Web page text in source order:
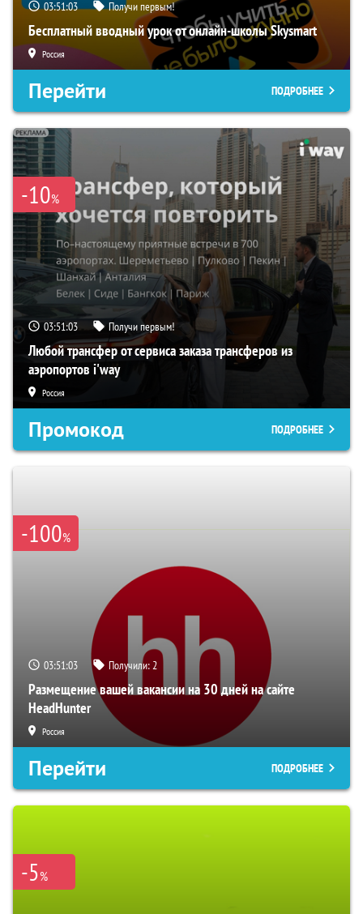
03:51:03 Получи первым!
Бесплатный вводный урок от онлайн-школы Skysmart
Россия
Перейти ПОДРОБНЕЕ
-10%
03:51:03 Получи первым!
Любой трансфер от сервиса заказа трансферов из
аэропортов i'way
Россия
Промокод ПОДРОБНЕЕ
-100%
03:51:03 Получили:2
Размещение вашей вакансии на 30 дней на сайте
HeadHunter
Россия
Перейти ПОДРОБНЕЕ
-5%